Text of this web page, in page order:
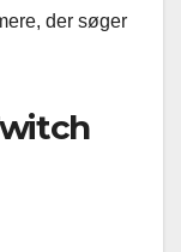
der søger